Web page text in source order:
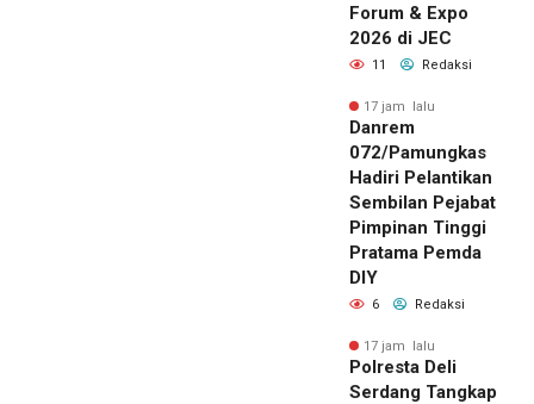
Forum & Expo
2026 di JEC
11 Redaksi
17 jam lalu
Danrem
072/Pamungkas
Hadiri Pelantikan
Sembilan Pejabat
Pimpinan Tinggi
Pratama Pemda
DIY
6 Redaksi
17 jam lalu
Polresta Deli
Serdang Tangkap